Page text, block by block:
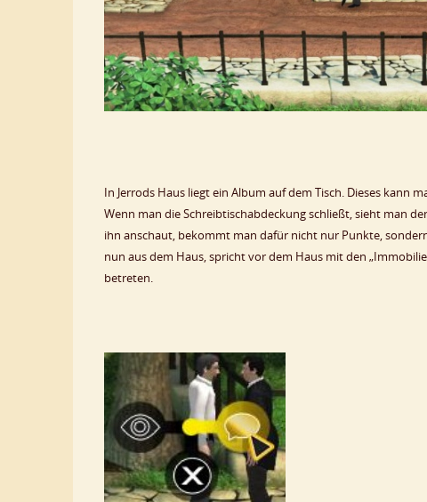
In Jerrods Haus liegt ein Album auf dem Tisch. Dieses kann
Wenn man die Schreibtischabdeckung schließt, sieht man
ihn anschaut, bekommt man dafür nicht nur Punkte,
nun aus dem Haus, spricht vor dem Haus mit den
betreten.